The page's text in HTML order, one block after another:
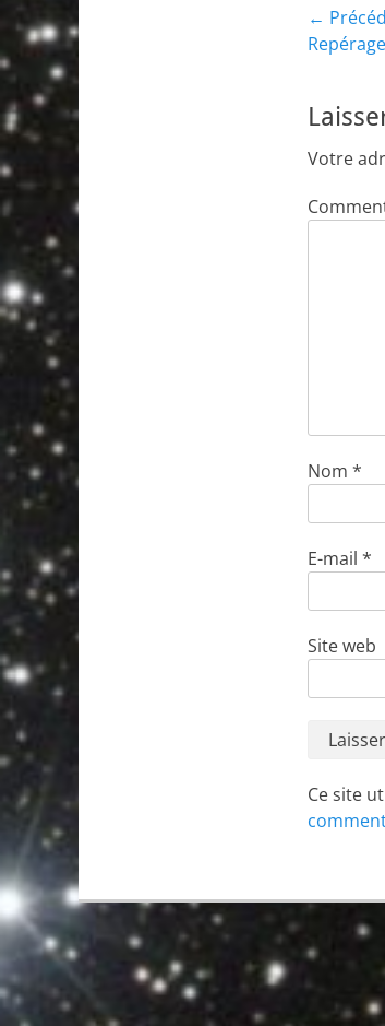
de
l’article
←
Article
Votre
Nom *
E-mail *
Site web
Ce site